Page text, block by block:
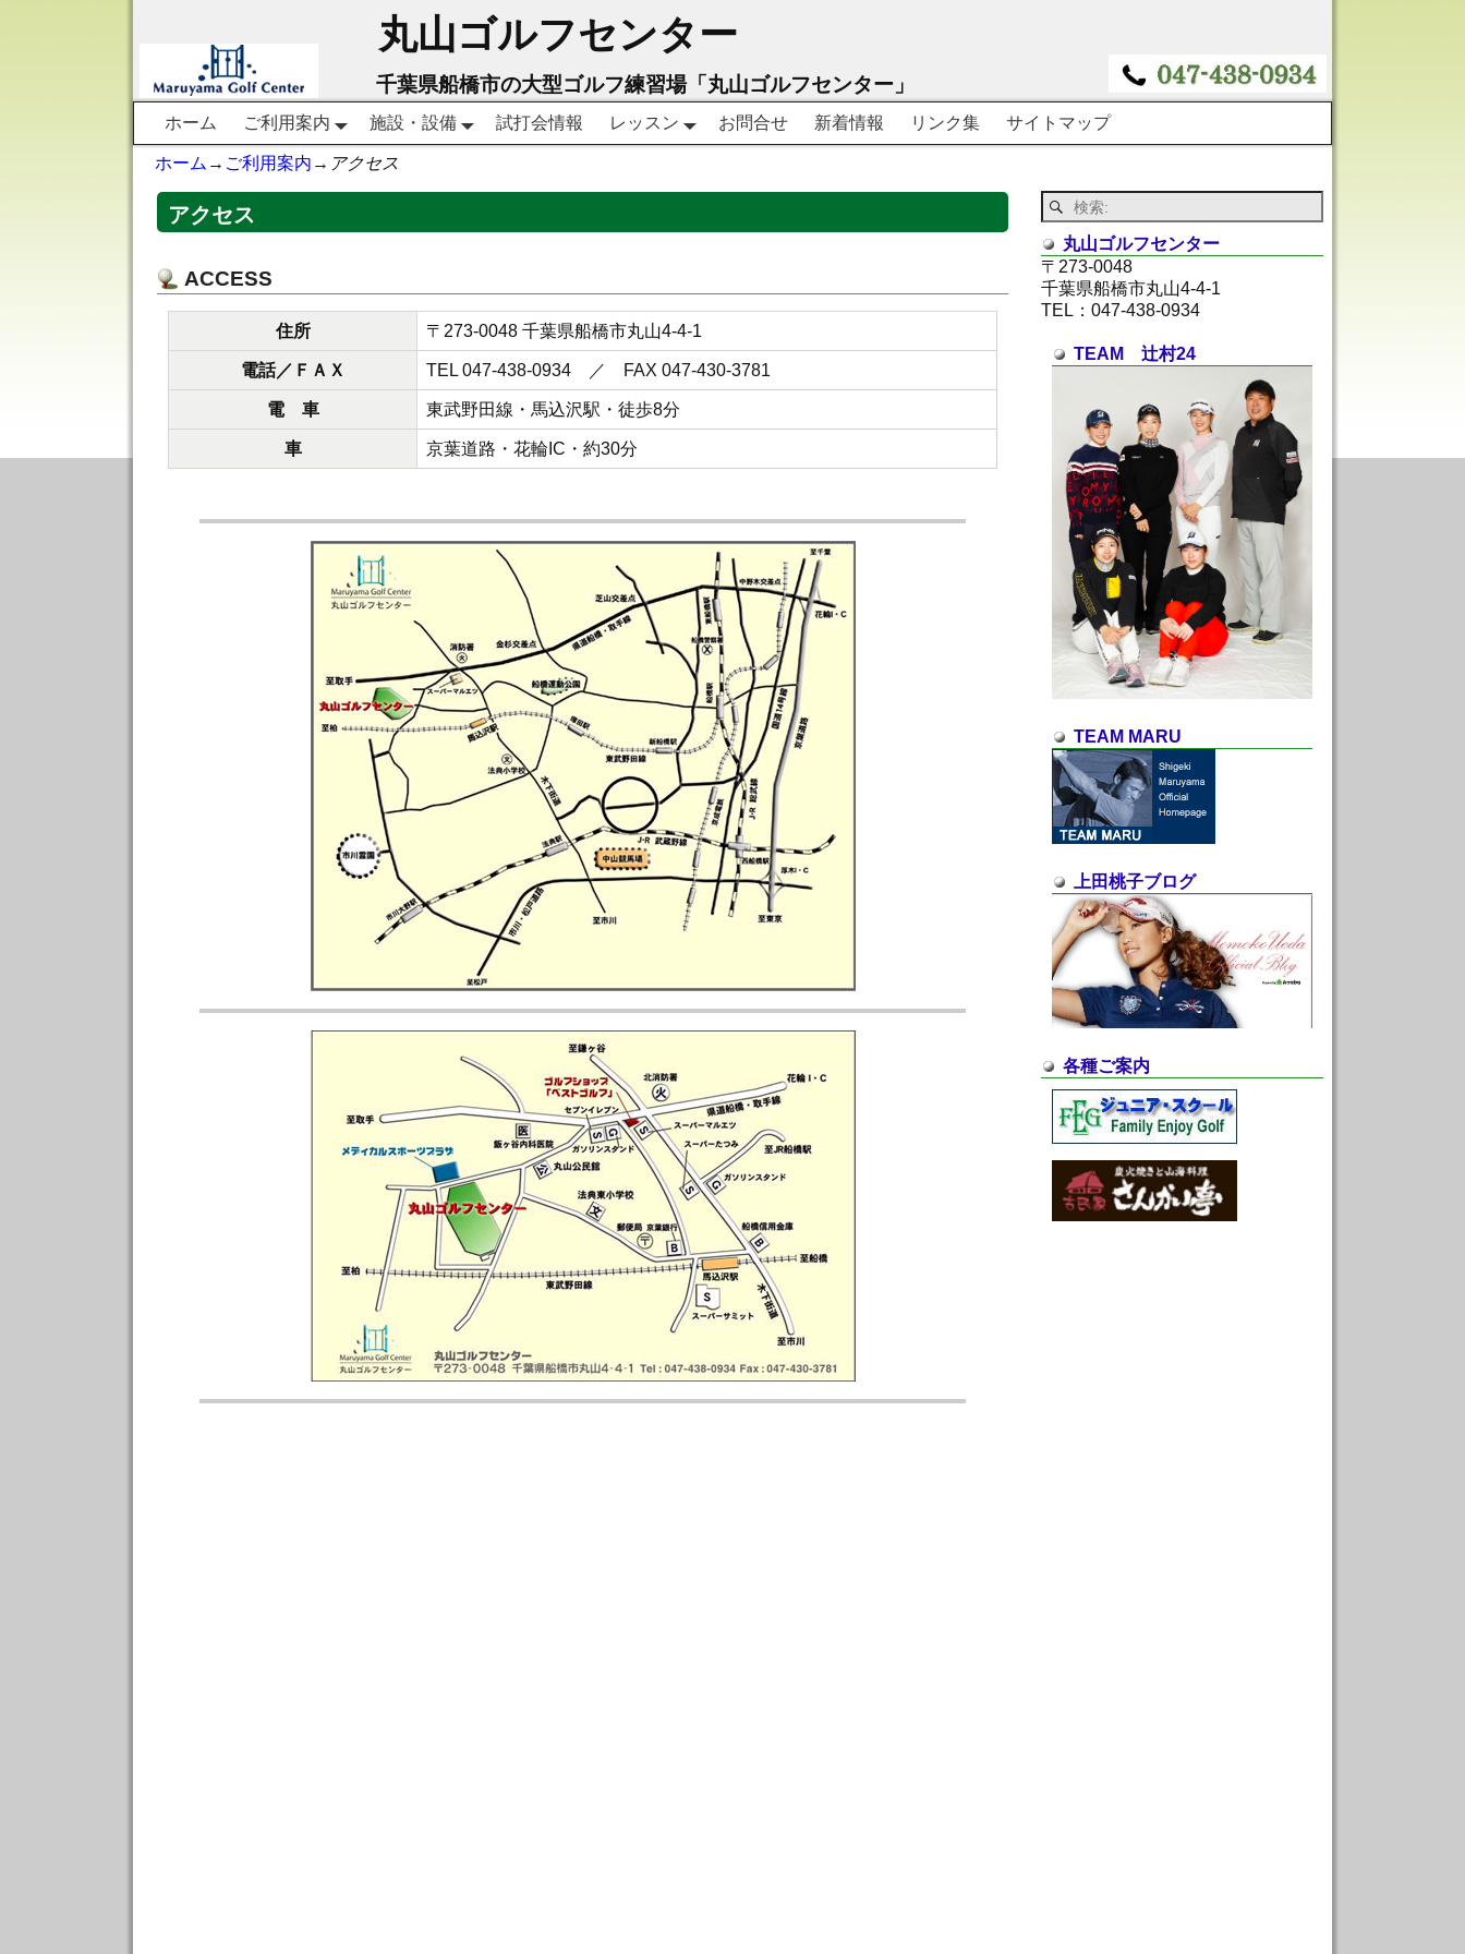
丸山ゴルフセンター
千葉県船橋市の大型ゴルフ練習場「丸山ゴルフセンター」
ホーム ご利用案内 施設・設備 試打会情報 レッスン お問合せ 新着情報 リンク集 サイトマップ
ホーム → ご利用案内 → アクセス
アクセス
ACCESS
住所 〒273-0048 千葉県船橋市丸山4-4-1
電話／ＦＡＸ TEL 047-438-0934 ／ FAX 047-430-3781
電 車 東武野田線・馬込沢駅・徒歩8分
車 京葉道路・花輪IC・約30分
丸山ゴルフセンター
〒273-0048
千葉県船橋市丸山4-4-1
TEL：047-438-0934
TEAM 辻村24
TEAM MARU
上田桃子ブログ
各種ご案内